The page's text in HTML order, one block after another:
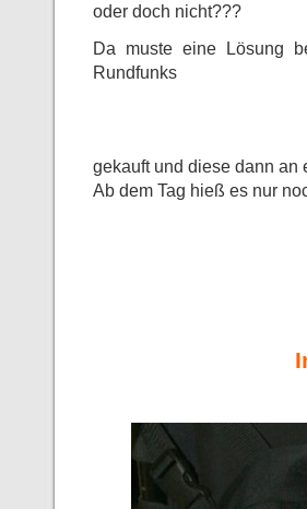
oder doch nicht???
Da muste eine Lösung
Rundfunks
gekauft und diese dann an
Ab dem Tag hieß es nur